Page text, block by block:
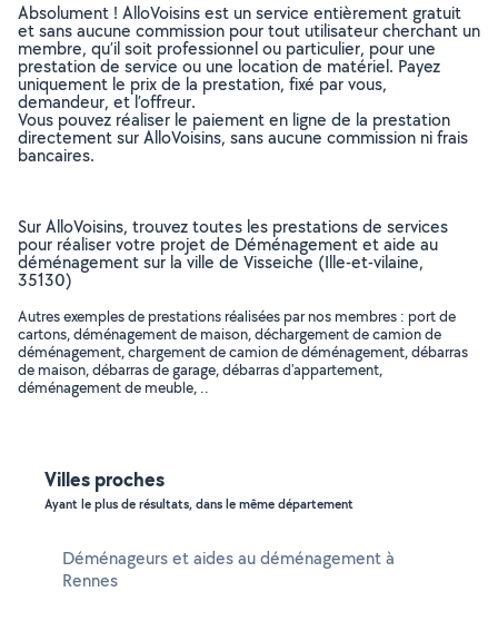
Absolument ! AlloVoisins est un service entièrement gratuit
et sans aucune commission pour tout utilisateur cherchant un
membre, qu’il soit professionnel ou particulier, pour une
prestation de service ou une location de matériel. Payez
uniquement le prix de la prestation, fixé par vous,
demandeur, et l’offreur.
Vous pouvez réaliser le paiement en ligne de la prestation
directement sur AlloVoisins, sans aucune commission ni frais
bancaires.
Sur AlloVoisins, trouvez toutes les prestations de services
pour réaliser votre projet de Déménagement et aide au
déménagement sur la ville de Visseiche (Ille-et-vilaine,
35130)
Autres exemples de prestations réalisées par nos membres : port de
cartons, déménagement de maison, déchargement de camion de
déménagement, chargement de camion de déménagement, débarras
de maison, débarras de garage, débarras d'appartement,
déménagement de meuble, ..
Villes proches
Ayant le plus de résultats, dans le même département
Déménageurs et aides au déménagement à
Rennes